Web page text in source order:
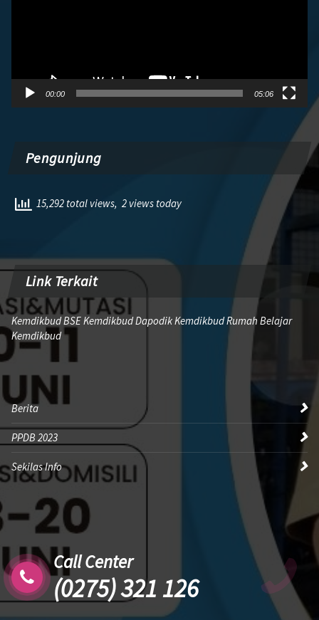
00:00 05:06
Pengunjung
15,292 total views, 2 views today
Link Terkait
Kemdikbud BSE Kemdikbud Dapodik Kemdikbud Rumah Belajar
Kemdikbud
Berita
PPDB 2023
Sekilas Info
Call Center
(0275) 321 126